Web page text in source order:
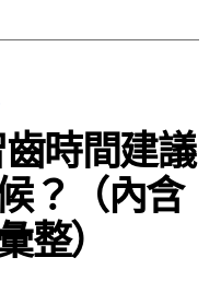
時間建議
？（內含
整）